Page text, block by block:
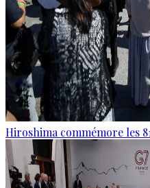
Hiroshima commémore les